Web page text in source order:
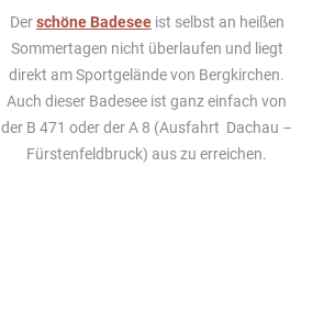
Derschöne Badeseeist selbst an heißen
Sommertagen nicht überlaufen und liegt
direkt am Sportgelände von Bergkirchen.
Auch dieser Badesee ist ganz einfach von
der B 471 oder der A 8 (Ausfahrt Dachau –
Fürstenfeldbruck) aus zu erreichen.